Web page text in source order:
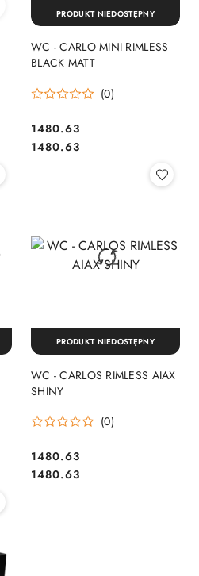
WC - CARLO MINI RIMLESS
BLACK MATT
(0)
Cena:
1480.63
Cena:
1480.63
PRODUKT NIEDOSTĘPNY
WC - CARLOS RIMLESS AIAX
SHINY
(0)
Cena:
1480.63
Cena:
1480.63
PRODUKT NIEDOSTĘPNY